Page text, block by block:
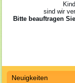
sind wir
Bitte beauftragen
Neuigkeiten